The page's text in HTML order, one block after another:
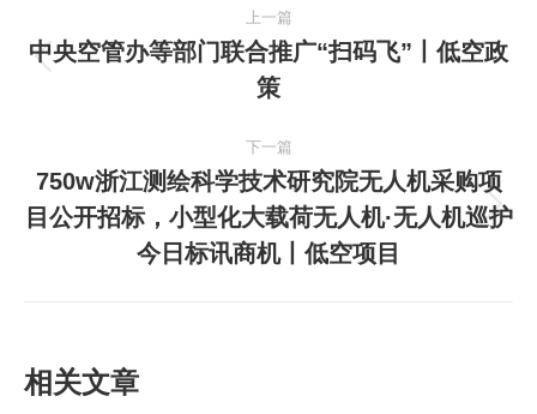
章
上一篇
上
一
篇
文
章：
中央空管办等部门联合推广“扫码飞”丨低空政
策
下一篇
下
一
750w浙江测绘科学技术研究院无人机采购项
目公开招标，小型化大载荷无人机·无人机巡护
今日标讯商机丨低空项目
相关文章